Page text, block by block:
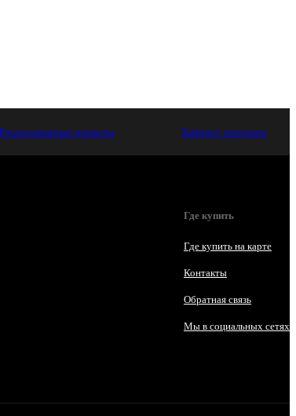
Реализованные проекты Кабинет партнера
Где купить
Где купить на карте
Контакты
Обратная связь
Мы в социальных сетях